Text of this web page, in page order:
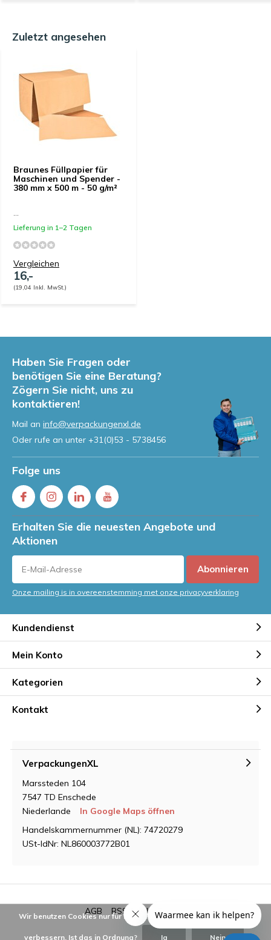
Zuletzt angesehen
Braunes Füllpapier für
Maschinen und Spender -
380 mm x 500 m - 50 g/m²
...
Lieferung in 1–2 Tagen
Vergleichen
16,-
(19,04 Inkl. MwSt.)
Haben Sie Fragen oder
benötigen Sie eine Beratung?
Zögern Sie nicht, uns zu
kontaktieren!
Mail an info@verpackungenxl.de
Oder rufe an unter +31(0)53 - 5738456
Folge uns
Erhalten Sie die neuesten Angebote und
Aktionen
Abonnieren
Onze mailing is in overeenstemming met onze privacyverklaring
Kundendienst
Mein Konto
Kategorien
Kontakt
VerpackungenXL
Marssteden 104
7547 TD Enschede
Niederlande
In Google Maps öffnen
Handelskammernummer (NL): 74720279
USt-IdNr: NL860003772B01
AGB RSS feed Sitemap
Wir benutzen Cookies nur für interne Zwecke um den Webshop zu
verbessern. Ist das in Ordnung? Ja Nein